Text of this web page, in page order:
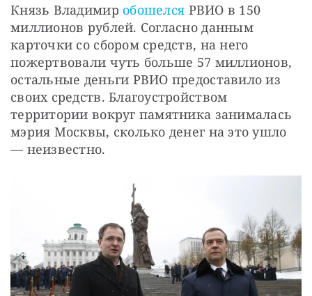
Князь Владимир обошелся РВИО в 150
миллионов рублей. Согласно данным
карточки со сбором средств, на него
пожертвовали чуть больше 57 миллионов,
остальные деньги РВИО предоставило из
своих средств. Благоустройством
территории вокруг памятника занималась
мэрия Москвы, сколько денег на это ушло
— неизвестно.